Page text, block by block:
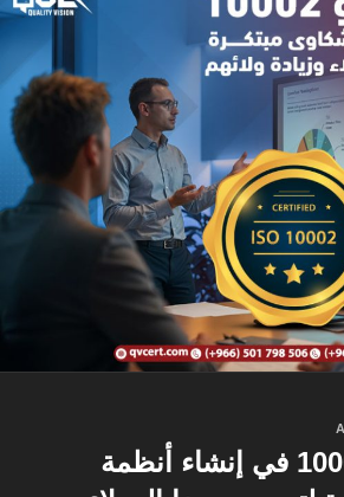
دور الايزو 10002 في إنشاء أنظمة